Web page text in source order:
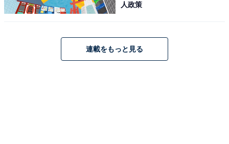
人政策
連載をもっと見る